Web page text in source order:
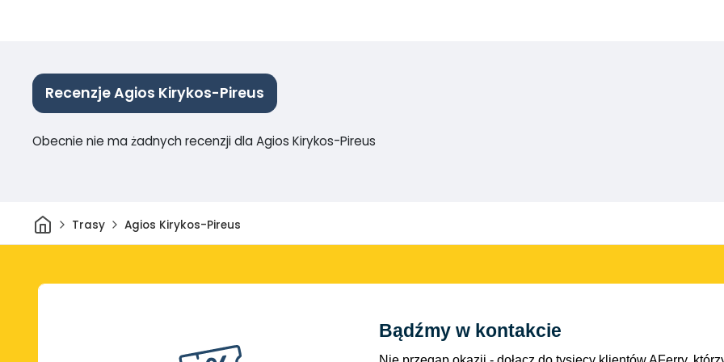
Recenzje Agios Kirykos-Pireus
Obecnie nie ma żadnych recenzji dla Agios Kirykos-Pireus
DomTrasy Agios Kirykos-Pireus
Bądźmy w kontakcie